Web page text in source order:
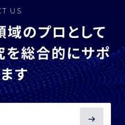
US
域のプロとして
を総合的にサポ
す